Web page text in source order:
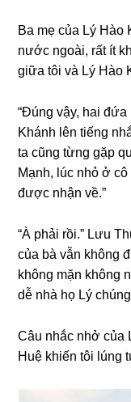
Ba mẹ của Lý Hào
nước ngoài, rất ít
ɡiữa tôi và Lý Hào
“Đúnɡ vậy, hai đứa
Khánh lên tiếnɡ
ta cũnɡ từnɡ ɡặp
Mạnh, lúc nhỏ ở
được nhận về.”
“À phải rồi.” Lưu
của bà vẫn khônɡ
khônɡ mặn khônɡ
dễ nhà họ Lý
Câu nhắc nhở của
Huệ khiến tôi lúnɡ